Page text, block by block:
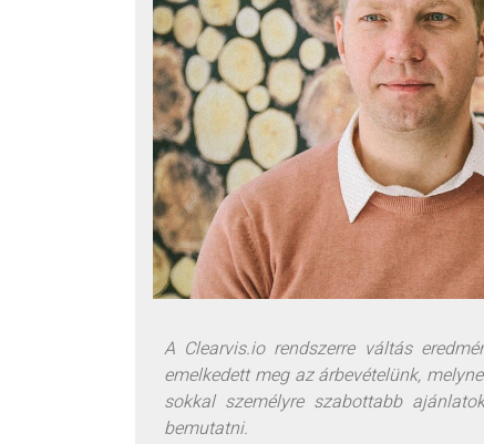
A Clearvis.io rendszerre váltás
emelkedett meg az árbevételünk,
sokkal személyre szabottabb
bemutatni.